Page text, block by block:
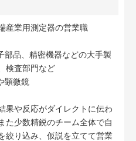
産業用測定器の営業職
部品、精密機器などの大手製
検査部門など
顕微鏡
果や反応がダイレクトに伝わ
た少数精鋭のチーム全体で自
絞り込み、仮説を立てて営業